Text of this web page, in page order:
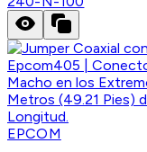
EPCOM